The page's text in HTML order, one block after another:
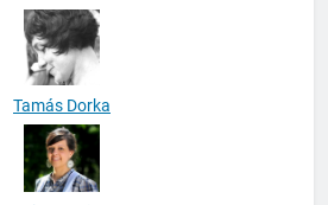
Tamás Dorka
Teket Regina